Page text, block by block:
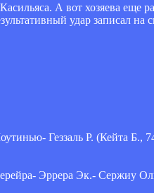
А вот хозяева еще
удар записал на
Геззаль Р. (Кейта Б.,
Эррера Эк.- Сержиу